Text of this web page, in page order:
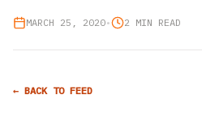
MARCH 25, 2020• 2 MIN READ
← BACK TO FEED